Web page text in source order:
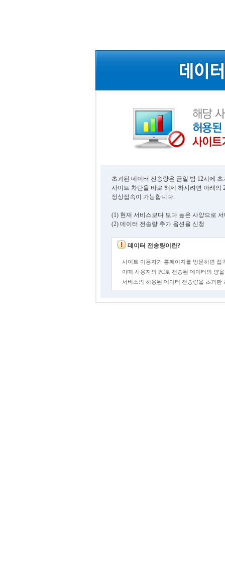
초과된 데이터 전송량은 금일 밤 12시에
사이트 차단을 바로 해제 하시려면 아래의
정상접속이 가능합니다.
(1) 현재 서비스보다 보다 높은 사양으로
(2) 데이터 전송량 추가 옵션을 신청
데이터 전송량이란?
사이트 이용자가 홈페이지를 방문하면 접
이때 사용자의 PC로 전송된 데이터의 양
서비스의 허용된 데이터 전송량을 초과